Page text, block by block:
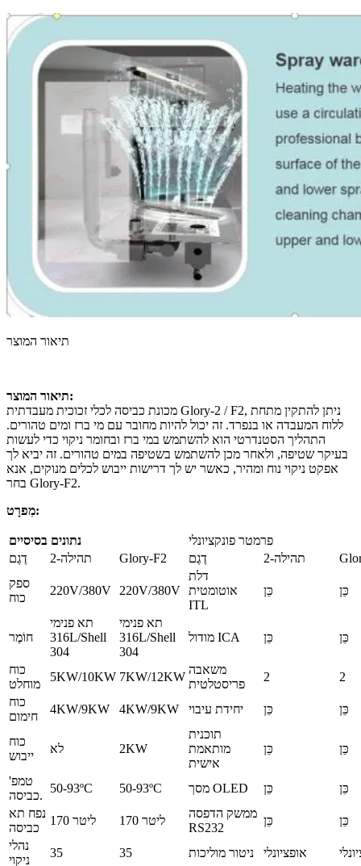
תיאור המוצר
תיאור המוצר:
מכונת כביסה לכלי זכוכית מעבדתית Glory-2 / F2, ניתן להתקין מתחת
ללוח המעבדה או בנפרד. זה יכול להיות מחובר עם מי ברז ומים טהורים.
התהליך הסטנדרטי הוא להשתמש במי ברז ובחומר ניקוי כדי לעשות
בעיקר שטיפה, ולאחר מכן להשתמש בשטיפה במים טהורים. זה יביא לך
אפקט ניקוי נוח ומהיר, כאשר יש לך דרישות ייבוש לכלים מנוקים, אנא
בחר Glory-F2.
מִפרָט:
נתונים בסיסיים
פרמטר פונקציונלי
דֶגֶם
תהילה-2 Glory-F2 דֶגֶם תהילה-2
ספק
כוח
220V/380V 220V/380V
דלת
אוטומטית
ITL
כֵּן כֵּן
חוֹמֶר
תא פנימי
316L/Shell
304
תא פנימי
316L/Shell
304
מודול ICA כֵּן כֵּן
כוח
מוחלט
5KW/10KW 7KW/12KW
משאבה
פריסטלטית
2
2
כוח
חימום
4KW/9KW 4KW/9KW יחידת עיבוי כֵּן כֵּן
כוח
ייבוש
לא 2KW
תוכנית
מותאמת
אישית
כֵּן כֵּן
טמפ'
כביסה.
50-93ºC 50-93ºC מסך OLED כֵּן
כֵּן
נפח תא
כביסה
170 ליטר 170 ליטר
ממשק הדפסה
RS232
כֵּן
כֵּן
נהלי
ניקוי
35 35 ניטור מוליכות אופציונלי